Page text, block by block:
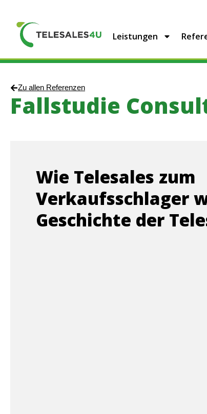
Leistungen
Zu allen Referenzen
Fallstudie
Wie Telesales zum
Verkaufsschlager
Geschichte der